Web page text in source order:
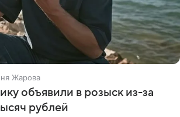
Жарова
объявили в розыск из-за
рублей